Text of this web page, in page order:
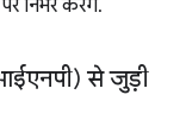
निर्भर करेंगे.
से जुड़ी